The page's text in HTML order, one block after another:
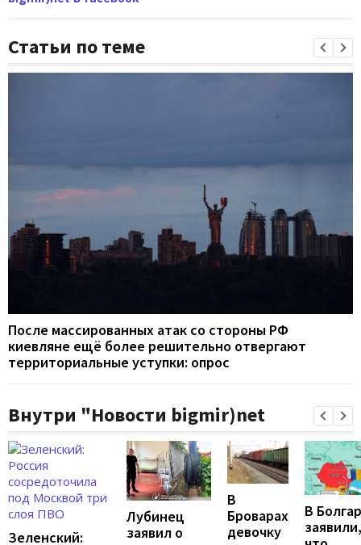
Статьи по теме
После массированных атак со стороны РФ
киевляне ещё более решительно отвергают
территориальные уступки: опрос
Внутри "Новости bigmir)net
Зеленский:
Лубинец
заявил о
В
Броварах
девочку
В
заявили,